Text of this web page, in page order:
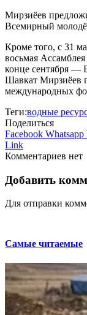
Мирзиёев
Всемирный
Кроме того, с 31
восьмая
конце сентября —
Шавкат Мирзиёев
международных
Теги:водные
Поделиться
Facebook Whatsapp
Link
Комментариев нет
Добавить
Для отправки
Самые читаемые